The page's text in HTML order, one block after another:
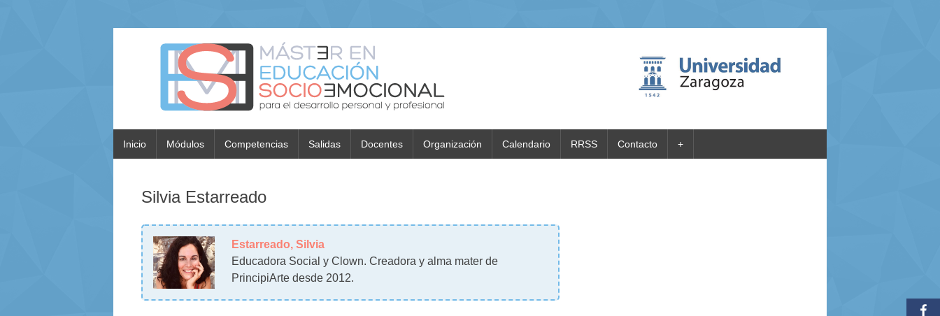
Inicio Módulos Competencias Salidas Docentes Organización Calendario RRSS Contacto +
Silvia Estarreado
Estarreado, Silvia
Educadora Social y Clown. Creadora y alma mater de
PrincipiArte desde 2012.